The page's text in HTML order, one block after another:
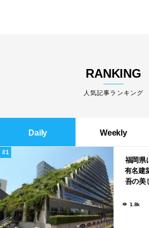
RANKING
人気記事ランキング
Daily Weekly
福岡県
有名建
吾の美
1.8k